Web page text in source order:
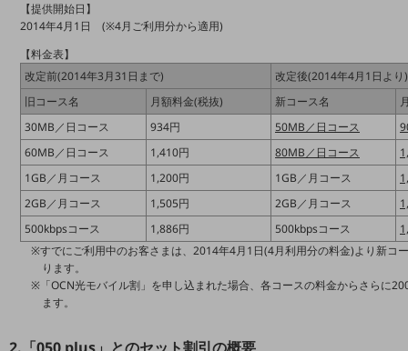
クラウド・データセンター
電話・映像コミュニケーション
セキュリティ
データ利活用
運用管理
業務支援・マーケティング
課題・ニーズで探す
【提供開始日】
2014年4月1日 (※4月ご利用分から適用)
【料金表】
改定前(2014年3月31日まで)
改定後(2014年4月1日より)
旧コース名
月額料金(税抜) 新コース名
30MB／日コース
934円 50MB／日コース
60MB／日コース
1,410円 80MB／日コース
1GB／月コース
1,200円 1GB／月コース
2GB／月コース
1,505円 2GB／月コース
500kbpsコース
1,886円 500kbpsコース
※すでにご利用中のお客さまは、2014年4月1日(4月利用分の料金)より新コ
ります。
※「OCN光モバイル割」を申し込まれた場合、各コースの料金からさらに
ます。